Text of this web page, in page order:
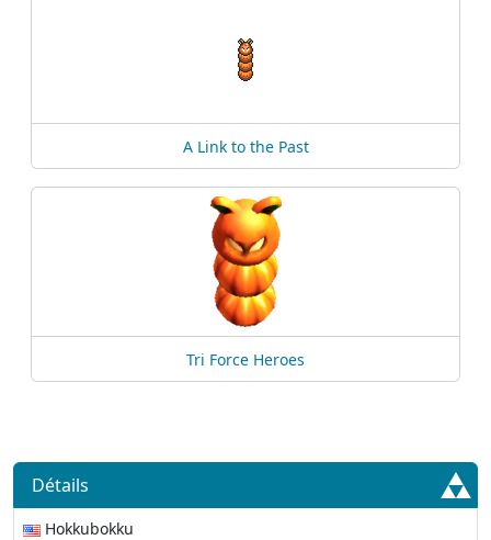
A Link to the Past
Tri Force Heroes
Détails
Hokkubokku